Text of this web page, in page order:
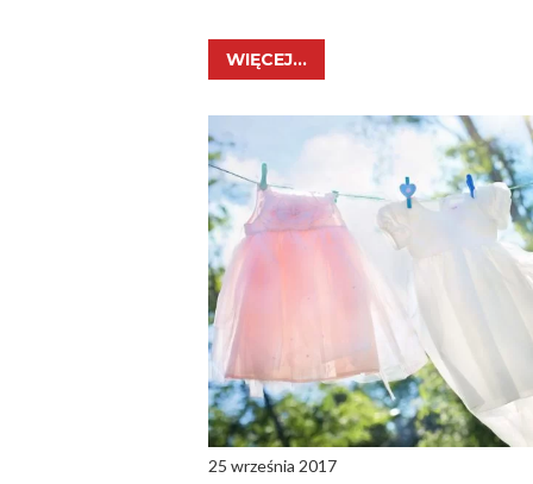
WIĘCEJ...
25 września 2017